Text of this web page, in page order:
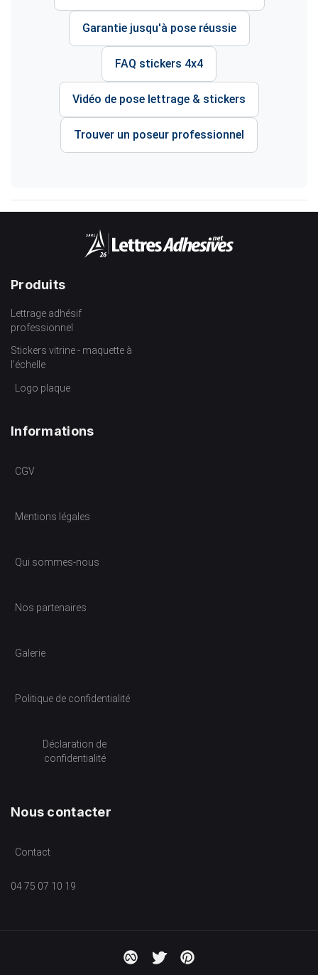
Garantie jusqu'à pose réussie
FAQ stickers 4x4
Vidéo de pose lettrage & stickers
Trouver un poseur professionnel
Produits
Lettrage adhésif
professionnel
Stickers vitrine - maquette à
l’échelle
Logo plaque
Informations
CGV
Mentions légales
Qui sommes-nous
Nos partenaires
Galerie
Politique de confidentialité
Déclaration de
confidentialité
Nous contacter
Contact
04 75 07 10 19